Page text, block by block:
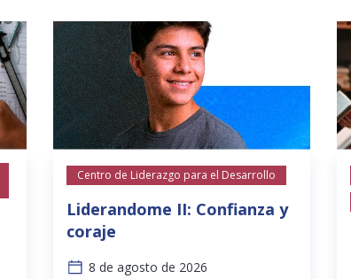
Centro de Liderazgo para el Desarrollo
Liderandome II: Confianza y
coraje
8 de agosto de 2026